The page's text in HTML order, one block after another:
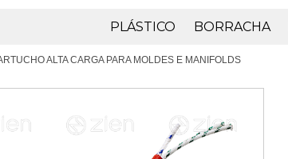
PLÁSTICO BORRACHA
ALTA CARGA PARA MOLDES E MANIFOLDS